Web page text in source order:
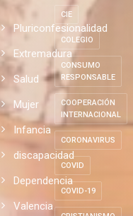
Pluriconfesionalidad
Extremadura
Salud
Mujer
Infancia
discapacidad
Dependencia
Valencia
CIE
COLEGIO
CONSUMO
RESPONSABLE
COOPERACIÓN
INTERNACIONAL
CORONAVIRUS
COVID
COVID-19